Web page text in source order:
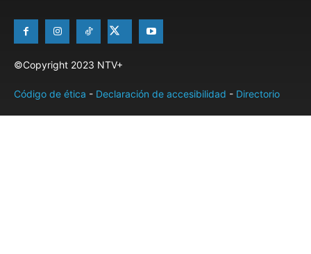
©Copyright 2023 NTV+
Código de ética - Declaración de accesibilidad - Directorio